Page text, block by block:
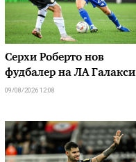
Серхи Роберто нов
фудбалер на ЛА Галакси
09/08/2026 12:08